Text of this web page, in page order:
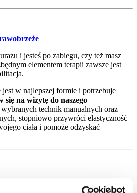
i jesteś po zabiegu, czy też masz
elementem terapii zawsze jest
w najlepszej formie i potrzebuje
się na wizytę do naszego
technik manualnych oraz
stopniowo przywróci elastyczność
ciała i pomoże odzyskać
również może skutkować okresową